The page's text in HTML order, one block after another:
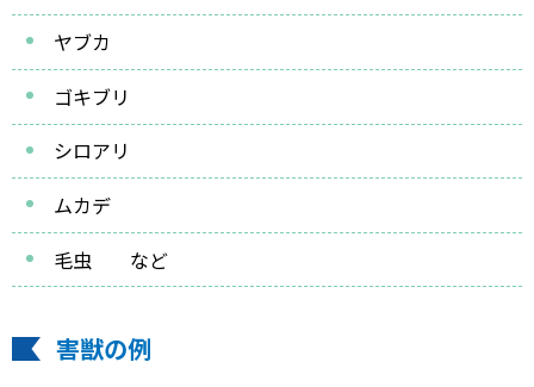
ヤブカ
ゴキブリ
シロアリ
ムカデ
毛虫 など
害獣の例